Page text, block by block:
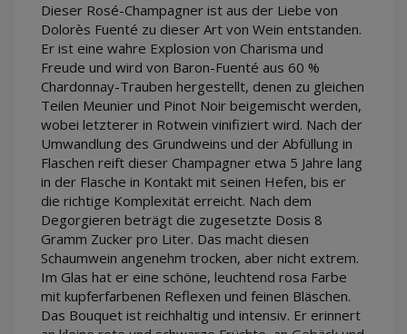
Dieser Rosé-Champagner ist aus der Liebe von
Dolorès Fuenté zu dieser Art von Wein entstanden.
Er ist eine wahre Explosion von Charisma und
Freude und wird von Baron-Fuenté aus 60 %
Chardonnay-Trauben hergestellt, denen zu gleichen
Teilen Meunier und Pinot Noir beigemischt werden,
wobei letzterer in Rotwein vinifiziert wird. Nach der
Umwandlung des Grundweins und der Abfüllung in
Flaschen reift dieser Champagner etwa 5 Jahre lang
in der Flasche in Kontakt mit seinen Hefen, bis er
die richtige Komplexität erreicht. Nach dem
Degorgieren beträgt die zugesetzte Dosis 8
Gramm Zucker pro Liter. Das macht diesen
Schaumwein angenehm trocken, aber nicht extrem.
Im Glas hat er eine schöne, leuchtend rosa Farbe
mit kupferfarbenen Reflexen und feinen Bläschen.
Das Bouquet ist reichhaltig und intensiv. Er erinnert